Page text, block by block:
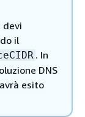
devi
il
. In
DNS
esito